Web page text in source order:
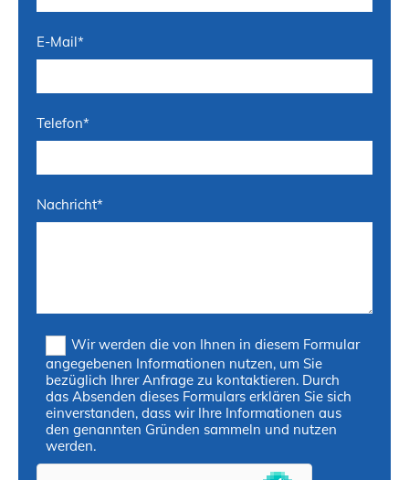
E-Mail*
Telefon*
Nachricht*
Wir werden die von Ihnen in diesem Formular
angegebenen Informationen nutzen, um Sie
bezüglich Ihrer Anfrage zu kontaktieren. Durch
das Absenden dieses Formulars erklären Sie sich
einverstanden, dass wir Ihre Informationen aus
den genannten Gründen sammeln und nutzen
werden.